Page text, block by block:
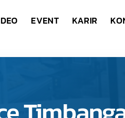
EVENT KARIR